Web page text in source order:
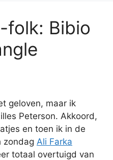
folk: Bibio
geloven, maar ik
Peterson. Akkoord,
en toen ik in de
zondag Ali Farka
totaal overtuigd van